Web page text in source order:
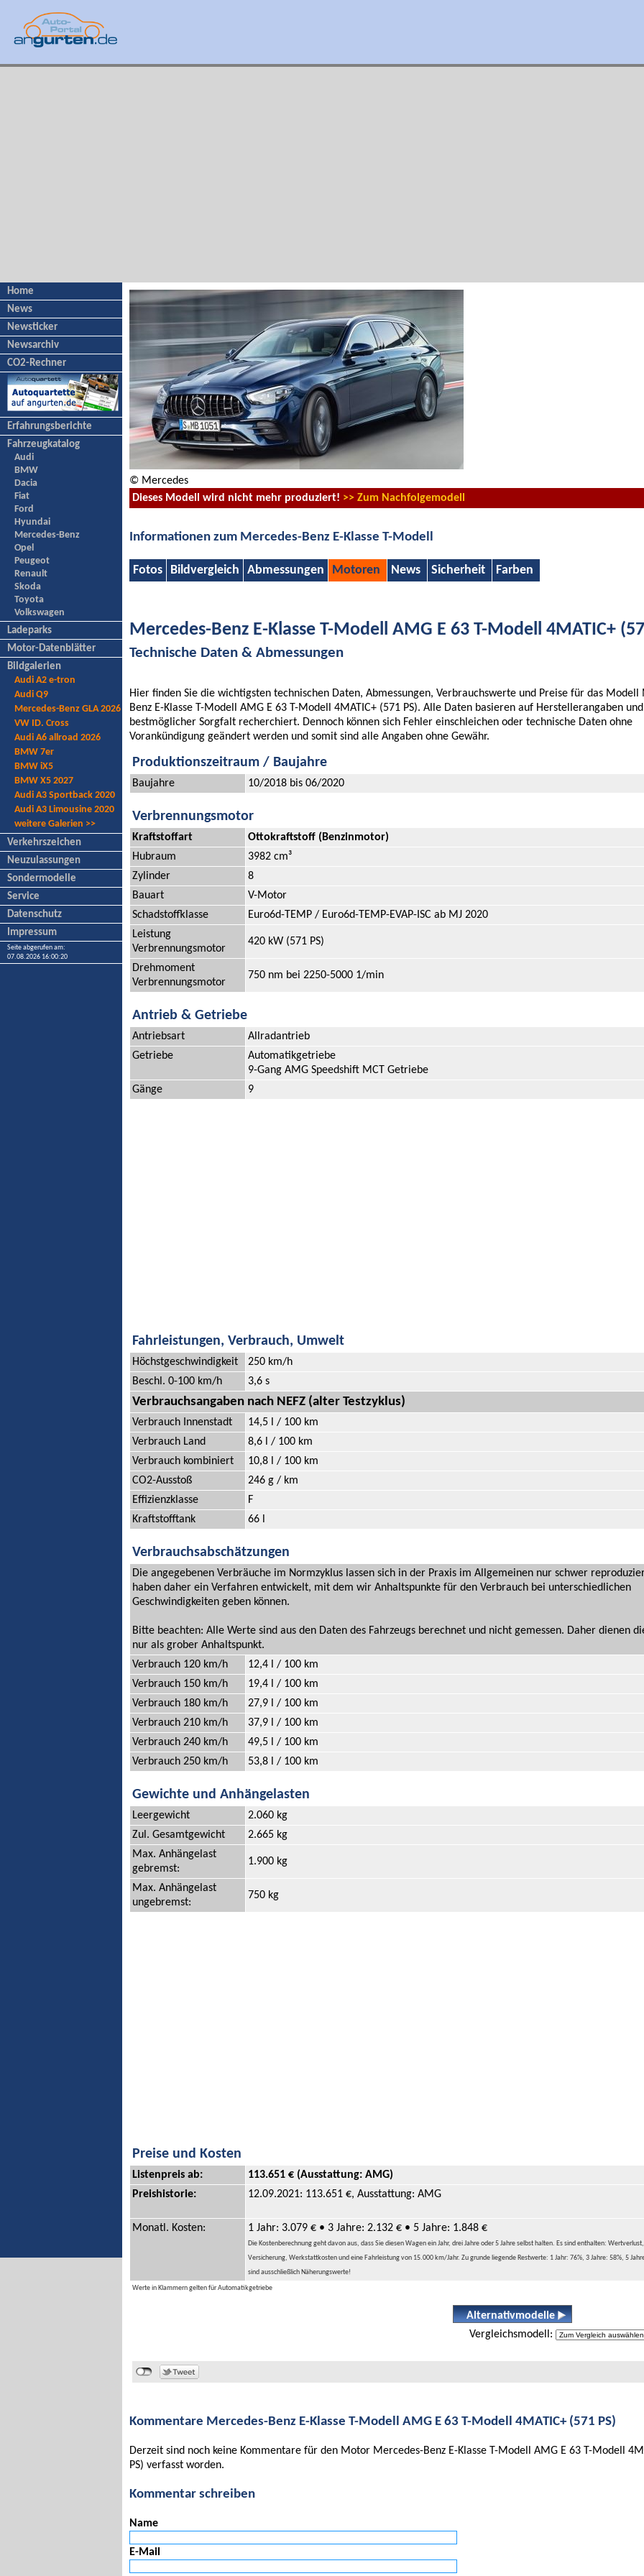
Home
News
Newsticker
Newsarchiv
CO2-Rechner
Erfahrungsberichte
Fahrzeugkatalog
Audi
BMW
Dacia
Fiat
Ford
Hyundai
Mercedes-Benz
Opel
Peugeot
Renault
Skoda
Toyota
Volkswagen
Ladeparks
Motor-Datenblätter
Bildgalerien
Audi A2 e-tron
Audi Q9
Mercedes-Benz GLA 2026
VW ID. Cross
Audi A6 allroad 2026
BMW 7er
BMW iX5
BMW X5 2027
Audi A3 Sportback 2020
Audi A3 Limousine 2020
weitere Galerien >>
Verkehrszeichen
Neuzulassungen
Sondermodelle
Service
Datenschutz
Impressum
Seite abgerufen am:
07.08.2026 16:00:20
© Mercedes
Dieses Modell wird nicht mehr produziert! >> Zum Nachfolgemodell
Informationen zum Mercedes-Benz E-Klasse T-Modell
Fotos Bildvergleich Abmessungen Motoren News Sicherheit Farben
Mercedes-Benz E-Klasse T-Modell AMG E 63 T-Modell 4MATIC+
Technische Daten & Abmessungen
Hier finden Sie die wichtigsten technischen Daten, Abmessungen, Verbrauchswerte und Preise für das Modell
Benz E-Klasse T-Modell AMG E 63 T-Modell 4MATIC+ (571 PS). Alle Daten basieren auf Herstellerangaben
bestmöglicher Sorgfalt recherchiert. Dennoch können sich Fehler einschleichen oder technische Daten ohne
Vorankündigung geändert werden und somit sind alle Angaben ohne Gewähr.
Produktionszeitraum / Baujahre
Baujahre 10/2018 bis 06/2020
Verbrennungsmotor
Kraftstoffart
Ottokraftstoff (Benzinmotor)
Hubraum
3982 cm³
Zylinder
8
Bauart
V-Motor
Schadstoffklasse
Euro6d-TEMP / Euro6d-TEMP-EVAP-ISC ab MJ 2020
Leistung
Verbrennungsmotor
420 kW (571 PS)
Drehmoment
Verbrennungsmotor
750 nm bei 2250-5000 1/min
Antrieb & Getriebe
Antriebsart
Allradantrieb
Getriebe
Automatikgetriebe
9-Gang AMG Speedshift MCT Getriebe
Gänge
9
Fahrleistungen, Verbrauch, Umwelt
Höchstgeschwindigkeit
250 km/h
Beschl. 0-100 km/h
3,6 s
Verbrauchsangaben nach NEFZ (alter Testzyklus)
Verbrauch Innenstadt
14,5 l / 100 km
Verbrauch Land
8,6 l / 100 km
Verbrauch kombiniert
10,8 l / 100 km
CO2-Ausstoß
246 g / km
Effizienzklasse
F
Kraftstofftank
66 l
Verbrauchsabschätzungen
Die angegebenen Verbräuche im Normzyklus lassen sich in der Praxis im Allgemeinen nur schwer
haben daher ein Verfahren entwickelt, mit dem wir Anhaltspunkte für den Verbrauch bei unterschiedlichen
Geschwindigkeiten geben können.
Bitte beachten: Alle Werte sind aus den Daten des Fahrzeugs berechnet und nicht gemessen. Daher dienen
nur als grober Anhaltspunkt.
Verbrauch 120 km/h
12,4 l / 100 km
Verbrauch 150 km/h
19,4 l / 100 km
Verbrauch 180 km/h
27,9 l / 100 km
Verbrauch 210 km/h
37,9 l / 100 km
Verbrauch 240 km/h
49,5 l / 100 km
Verbrauch 250 km/h
53,8 l / 100 km
Gewichte und Anhängelasten
Leergewicht
2.060 kg
Zul. Gesamtgewicht
2.665 kg
Max. Anhängelast
gebremst:
1.900 kg
Max. Anhängelast
ungebremst:
750 kg
Preise und Kosten
Listenpreis ab:
113.651 € (Ausstattung: AMG)
Preishistorie:
12.09.2021: 113.651 €, Ausstattung: AMG
Monatl. Kosten: 1 Jahr: 3.079 € • 3 Jahre: 2.132 € • 5 Jahre: 1.848 €
Die Kostenberechnung geht davon aus, dass Sie diesen Wagen ein Jahr, drei Jahre oder 5 Jahre selbst halten. Es sind enthalten:
Versicherung, Werkstattkosten und eine Fahrleistung von 15.000 km/Jahr. Zu grunde liegende Restwerte: 1 Jahr: 76%, 3 Jahre: 58%, 5
sind ausschließlich Näherungswerte!
Werte in Klammern gelten für Automatikgetriebe
Alternativmodelle
Vergleichsmodell:
Kommentare Mercedes-Benz E-Klasse T-Modell AMG E 63 T-Modell 4MATIC+ (571 PS)
Derzeit sind noch keine Kommentare für den Motor Mercedes-Benz E-Klasse T-Modell AMG E 63 T-Modell
PS) verfasst worden.
Kommentar schreiben
Name
E-Mail